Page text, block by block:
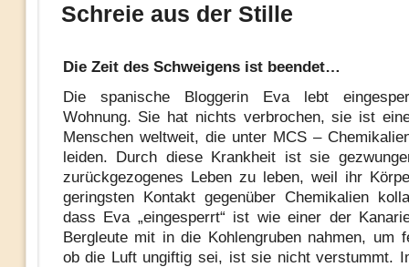
Schreie aus der Stille
Die Zeit des Schweigens ist beendet…
Die spanische Bloggerin Eva lebt
Wohnung. Sie hat nichts verbrochen, sie ist
Menschen weltweit, die unter MCS –
leiden. Durch diese Krankheit ist sie
zurückgezogenes Leben zu leben, weil ihr
geringsten Kontakt gegenüber Chemikalien
dass Eva „eingesperrt“ ist wie einer der
Bergleute mit in die Kohlengruben nahmen, um
ob die Luft ungiftig sei, ist sie nicht verstummt.